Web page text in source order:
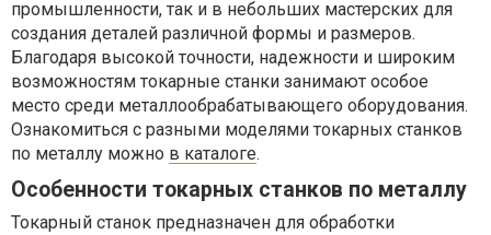
промышленности, так и в небольших мастерских для
создания деталей различной формы и размеров.
Благодаря высокой точности, надежности и широким
возможностям токарные станки занимают особое
место среди металлообрабатывающего оборудования.
Ознакомиться с разными моделями токарных станков
по металлу можно в каталоге.
Особенности токарных станков по металлу
Токарный станок предназначен для обработки